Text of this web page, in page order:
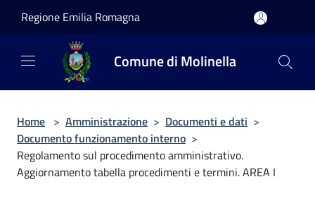
Regione Emilia Romagna
Comune di Molinella
Home > Amministrazione > Documenti e dati >
Documento funzionamento interno >
Regolamento sul procedimento amministrativo.
Aggiornamento tabella procedimenti e termini. AREA I